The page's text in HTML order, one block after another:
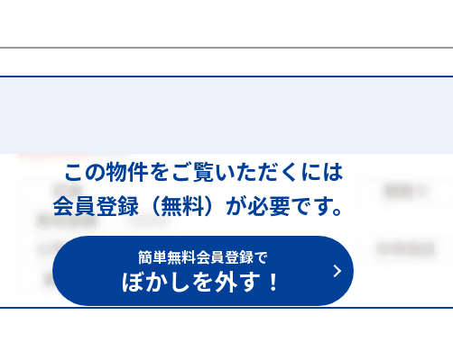
この物件をご覧いただくには
会員登録（無料）が必要です。
簡単無料会員登録で
ぼかしを外す！